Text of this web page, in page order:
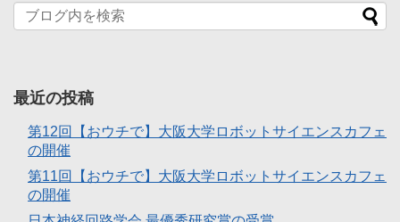
最近の投稿
第12回【おウチで】大阪大学ロボットサイエンスカフェ
の開催
第11回【おウチで】大阪大学ロボットサイエンスカフェ
の開催